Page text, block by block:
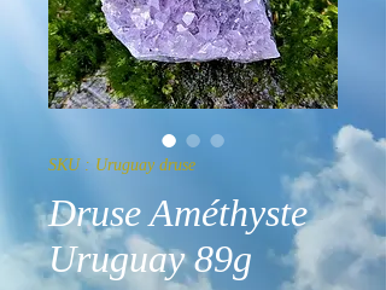
SKU : Uruguay druse
Druse Améthyste
Uruguay 89g